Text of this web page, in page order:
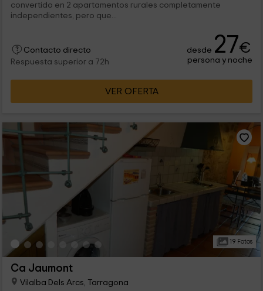
convertido en 2 apartamentos rurales completamente
independientes, pero que...
Contacto directo
Respuesta superior a 72h
desde 27€
persona y noche
VER OFERTA
19 Fotos
Ca Jaumont
Vilalba Dels Arcs, Tarragona